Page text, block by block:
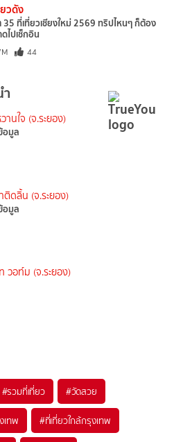
วดัง
35 ที่เที่ยวเชียงใหม่ 2569 ทริปไหนๆ ก็ต้อง
ไปเช็กอิน
44
านใจ (จ.ระยอง)
อมูล
ติดลิ้น (จ.ระยอง)
อมูล
วอท์ม (จ.ระยอง)
#รวมที่เที่ยว #วัดสวย
เทพ #ที่เที่ยวใกล้กรุงเทพ